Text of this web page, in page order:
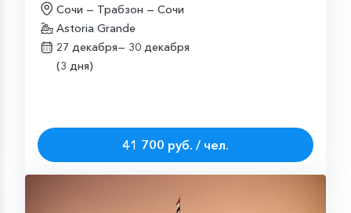
Сочи — Трабзон — Сочи
Astoria Grande
27 декабря— 30 декабря
(3 дня)
41 700 руб. / чел.